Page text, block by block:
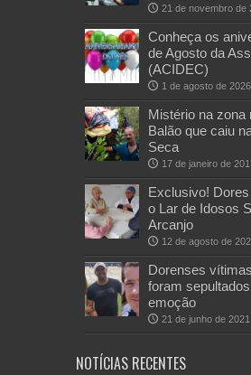
21 de novembro de
Conheça os
de Agosto da
(ACIDEC)
1 de agosto de 2026
Mistério na zona
Balão que caiu
Seca
17 de janeiro de
Exclusivo!
o Lar de Idosos
Arcanjo
12 de agosto de
Dorenses
foram
emoção
21 de junho de 2021
NOTÍCIAS RECENTES